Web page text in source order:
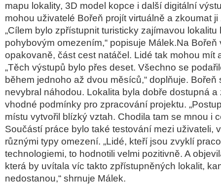
mapu lokality, 3D model kopce i další digitální
mohou uživatelé Bořeň projít virtuálně a zkoumat
„Cílem bylo zpřístupnit turisticky zajímavou lokalitu
pohybovým omezením,“ popisuje Málek.Na Bořeň
opakovaně, část cest natáčel. Lidé tak mohou mít
„Těch výstupů bylo přes deset. Všechno se
během jednoho až dvou měsíců,“ doplňuje. Bořeň
nevybral náhodou. Lokalita byla dobře dostupná
vhodné podmínky pro zpracování projektu.
místu vytvořil blízký vztah. Chodila tam se mnou i
Součástí práce bylo také testování mezi uživateli,
různými typy omezení. „Lidé, kteří jsou zvyklí
technologiemi, to hodnotili velmi pozitivně. A
která by uvítala víc takto zpřístupněných lokalit,
nedostanou,“ shrnuje Málek.